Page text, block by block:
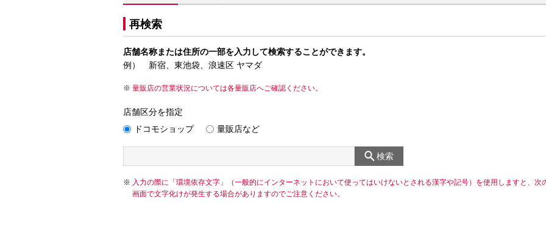
再検索
店舗名称または住所の一部を入力して検索することができます。
例） 新宿、東池袋、浪速区 ヤマダ
量販店の営業状況については各量販店へご確認ください。
店舗区分を指定
ドコモショップ
量販店など
検索
入力の際に「環境依存文字」（一般的にインターネットにおいて使ってはいけないとされる漢字や記号）を使用しますと、次
画面で文字化けが発生する場合がありますのでご注意ください。